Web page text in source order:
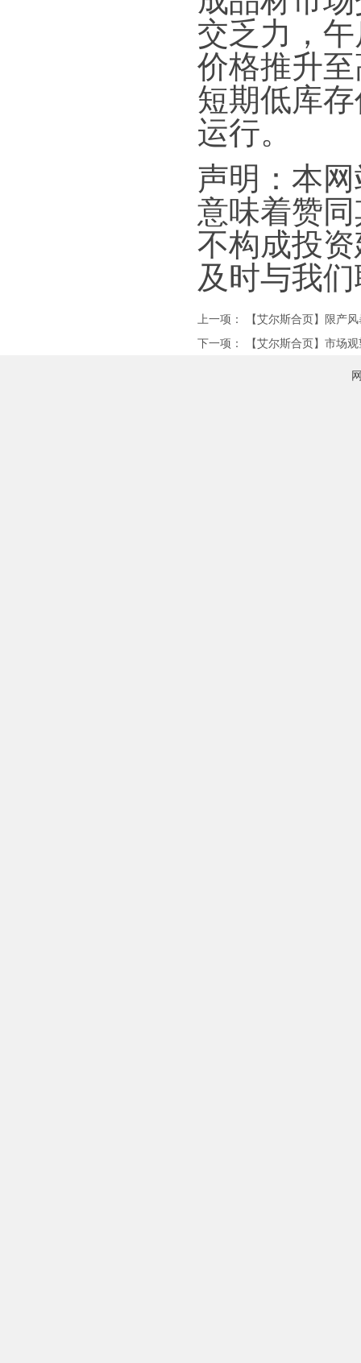
交乏力，
价格推升
短期低库
运行。
声明：本
意味着赞
不构成投
及时与我
上一项：
【艾尔斯合页】限产
下一项：
【艾尔斯合页】市场